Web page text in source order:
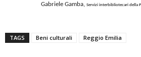
Gabriele Gamba, Servizi interbibliotecari della
TAGS Beni culturali Reggio Emilia